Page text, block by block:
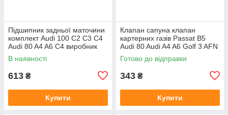
Підшипник задньої маточини
комплект Audi 100 C2 C3 C4
Audi 80 A4 A6 C4 виробник
FAG
В наявності
613 ₴
Купити
Клапан сапуна клапан
картерних газів Passat B5
Audi 80 Audi A4 A6 Golf 3 AFN
1Y AAZ 1Z AFF AEY AAZ AHB
AHU
Готово до відправки
343 ₴
Купити